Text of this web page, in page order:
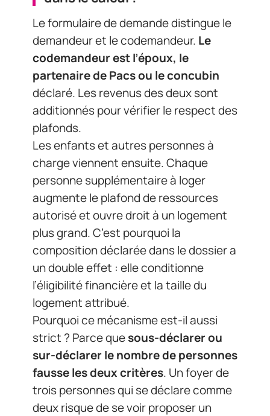
Le formulaire de demande distingue le
demandeur et le codemandeur. Le
codemandeur est l’époux, le
partenaire de Pacs ou le concubin
déclaré. Les revenus des deux sont
additionnés pour vérifier le respect des
plafonds.
Les enfants et autres personnes à
charge viennent ensuite. Chaque
personne supplémentaire à loger
augmente le plafond de ressources
autorisé et ouvre droit à un logement
plus grand. C’est pourquoi la
composition déclarée dans le dossier a
un double effet : elle conditionne
l’éligibilité financière et la taille du
logement attribué.
Pourquoi ce mécanisme est-il aussi
strict ? Parce quesous-déclarer ou
sur-déclarer le nombre de personnes
fausse les deux critères. Un foyer de
trois personnes qui se déclare comme
deux risque de se voir proposer un